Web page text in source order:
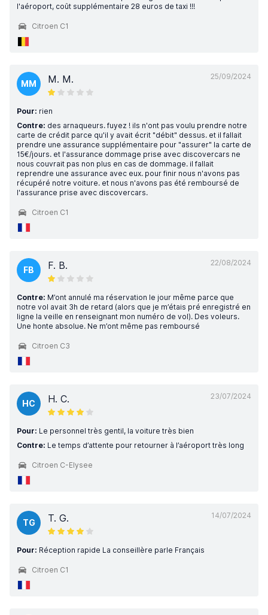
l'aéroport, coût supplémentaire 28 euros de taxi !!!
Citroen C1
25/09/2024
MM M. M.
Pour: rien
Contre: des arnaqueurs. fuyez ! ils n'ont pas voulu prendre notre
carte de crédit parce qu'il y avait écrit "débit" dessus. et il fallait
prendre une assurance supplémentaire pour "assurer" la carte de
15€/jours. et l'assurance dommage prise avec discovercars ne
nous couvrait pas non plus en cas de dommage. il fallait
reprendre une assurance avec eux. pour finir nous n'avons pas
récupéré notre voiture. et nous n'avons pas été remboursé de
l'assurance prise avec discovercars.
Citroen C1
22/08/2024
FB F. B.
Contre: M’ont annulé ma réservation le jour même parce que
notre vol avait 3h de retard (alors que je m’étais pré enregistré en
ligne la veille en renseignant mon numéro de vol). Des voleurs.
Une honte absolue. Ne m’ont même pas remboursé
Citroen C3
23/07/2024
HC H. C.
Pour: Le personnel très gentil, la voiture très bien
Contre: Le temps d’attente pour retourner à l’aéroport très long
Citroen C-Elysee
14/07/2024
TG T. G.
Pour: Réception rapide La conseillère parle Français
Citroen C1